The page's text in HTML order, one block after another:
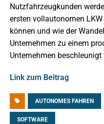
Nutzfahrzeugkunden
ersten vollautonomen
können und wie der
Unternehmen zu einem
Unternehmen beschleunigt
Link zum Beitrag
AUTONOMES FAHREN
SOFTWARE